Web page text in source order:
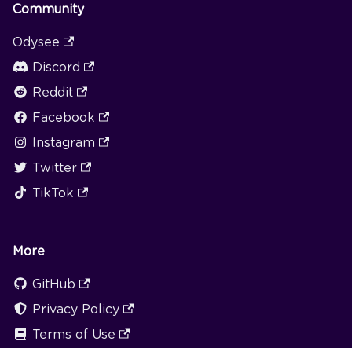
Community
Odysee
Discord
Reddit
Facebook
Instagram
Twitter
TikTok
More
GitHub
Privacy Policy
Terms of Use